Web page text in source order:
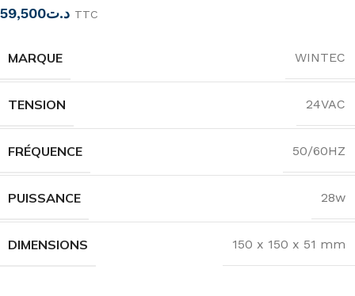
د.ت59,500 TTC
MARQUE WINTEC
TENSION 24VAC
FRÉQUENCE 50/60HZ
PUISSANCE 28w
DIMENSIONS 150 x 150 x 51 mm